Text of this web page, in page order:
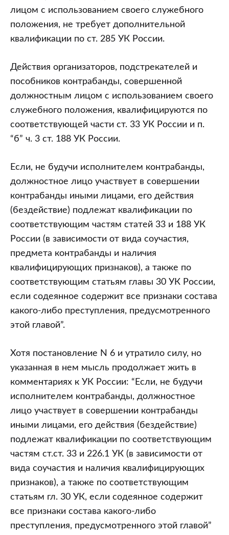
лицом с использованием своего служебного
положения, не требует дополнительной
квалификации по ст. 285 УК России.
Действия организаторов, подстрекателей и
пособников контрабанды, совершенной
должностным лицом с использованием своего
служебного положения, квалифицируются по
соответствующей части ст. 33 УК России и п.
“б” ч. 3 ст. 188 УК России.
Если, не будучи исполнителем контрабанды,
должностное лицо участвует в совершении
контрабанды иными лицами, его действия
(бездействие) подлежат квалификации по
соответствующим частям статей 33 и 188 УК
России (в зависимости от вида соучастия,
предмета контрабанды и наличия
квалифицирующих признаков), а также по
соответствующим статьям главы 30 УК России,
если содеянное содержит все признаки состава
какого-либо преступления, предусмотренного
этой главой”.
Хотя постановление N 6 и утратило силу, но
указанная в нем мысль продолжает жить в
комментариях к УК России: “Если, не будучи
исполнителем контрабанды, должностное
лицо участвует в совершении контрабанды
иными лицами, его действия (бездействие)
подлежат квалификации по соответствующим
частям ст.ст. 33 и 226.1 УК (в зависимости от
вида соучастия и наличия квалифицирующих
признаков), а также по соответствующим
статьям гл. 30 УК, если содеянное содержит
все признаки состава какого-либо
преступления, предусмотренного этой главой”